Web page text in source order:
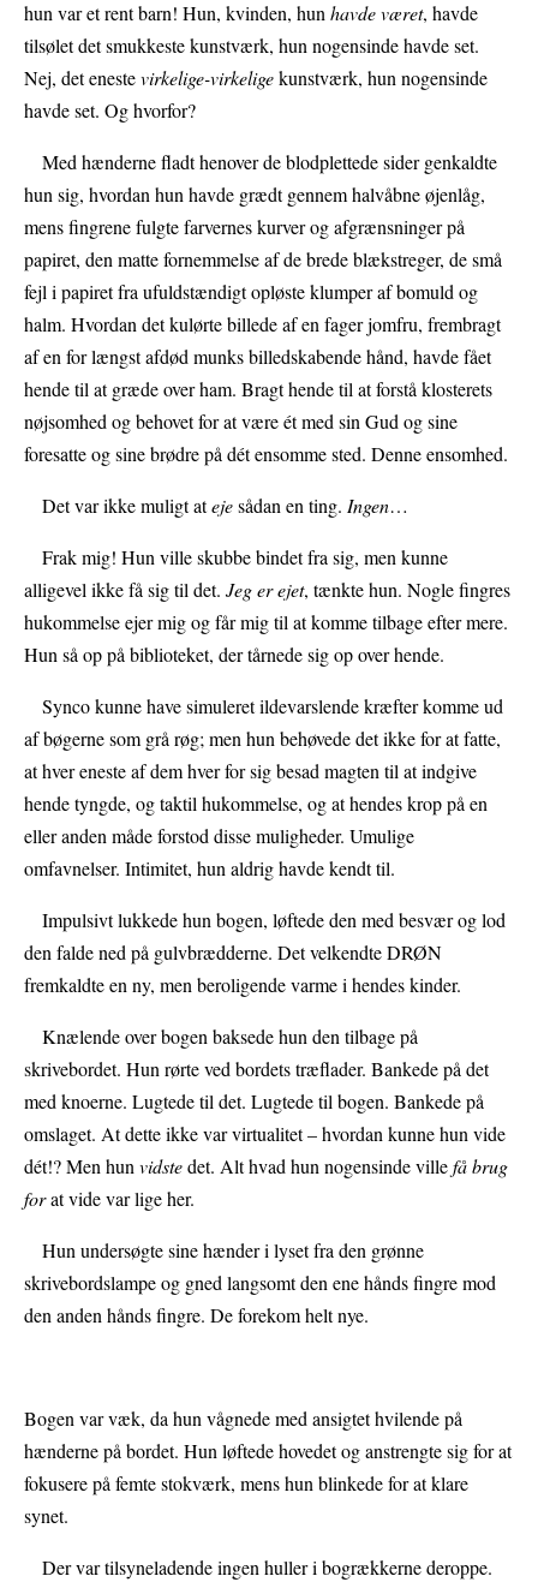
hun var et rent barn! Hun, kvinden, hunhavde været, havde
tilsølet det smukkeste kunstværk, hun nogensinde havde set.
Nej, det enestevirkelige-virkeligekunstværk, hun nogensinde
havde set. Og hvorfor?
Med hænderne fladt henover de blodplettede sider genkaldte
hun sig, hvordan hun havde grædt gennem halvåbne øjenlåg,
mens fingrene fulgte farvernes kurver og afgrænsninger på
papiret, den matte fornemmelse af de brede blækstreger, de små
fejl i papiret fra ufuldstændigt opløste klumper af bomuld og
halm. Hvordan det kulørte billede af en fager jomfru, frembragt
af en for længst afdød munks billedskabende hånd, havde fået
hende til at græde over ham. Bragt hende til at forstå klosterets
nøjsomhed og behovet for at være ét med sin Gud og sine
foresatte og sine brødre på dét ensomme sted. Denne ensomhed.
Det var ikke muligt atejesådan en ting. Ingen…
Frak mig! Hun ville skubbe bindet fra sig, men kunne
alligevel ikke få sig til det. Jeg er ejet, tænkte hun. Nogle fingres
hukommelse ejer mig og får mig til at komme tilbage efter mere.
Hun så op på biblioteket, der tårnede sig op over hende.
Synco kunne have simuleret ildevarslende kræfter komme ud
af bøgerne som grå røg; men hun behøvede det ikke for at fatte,
at hver eneste af dem hver for sig besad magten til at indgive
hende tyngde, og taktil hukommelse, og at hendes krop på en
eller anden måde forstod disse muligheder. Umulige
omfavnelser. Intimitet, hun aldrig havde kendt til.
Impulsivt lukkede hun bogen, løftede den med besvær og lod
den falde ned på gulvbrædderne. Det velkendte DRØN
fremkaldte en ny, men beroligende varme i hendes kinder.
Knælende over bogen baksede hun den tilbage på
skrivebordet. Hun rørte ved bordets træflader. Bankede på det
med knoerne. Lugtede til det. Lugtede til bogen. Bankede på
omslaget. At dette ikke var virtualitet – hvordan kunne hun vide
dét!? Men hunvidstedet. Alt hvad hun nogensinde villefå brug
forat vide var lige her.
Hun undersøgte sine hænder i lyset fra den grønne
skrivebordslampe og gned langsomt den ene hånds fingre mod
den anden hånds fingre. De forekom helt nye.
Bogen var væk, da hun vågnede med ansigtet hvilende på
hænderne på bordet. Hun løftede hovedet og anstrengte sig for at
fokusere på femte stokværk, mens hun blinkede for at klare
synet.
Der var tilsyneladende ingen huller i bogrækkerne deroppe.